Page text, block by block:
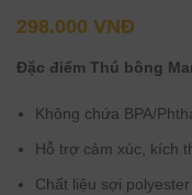
298.000 VNĐ
Đặc điểm Thú bông
Không chứa BPA/
Hỗ trợ cảm xúc, kích
Chất liệu sợi